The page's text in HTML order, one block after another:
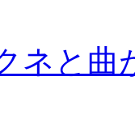
ネと